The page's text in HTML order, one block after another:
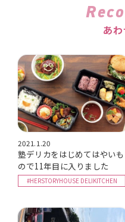
あ
2021.1.20
塾デリカをはじめてはやいも
ので11年目に入りました
#HERSTORYHOUSE DELIKITCHEN